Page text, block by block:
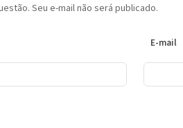
Seu e-mail não será publicado.
E-mail